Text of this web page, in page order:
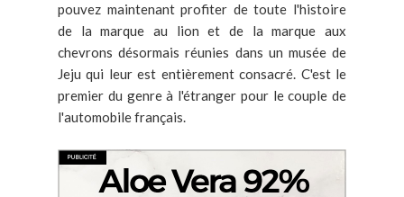
pouvez maintenant profiter de toute l'histoire
de la marque au lion et de la marque aux
chevrons désormais réunies dans un musée de
Jeju qui leur est entièrement consacré. C'est le
premier du genre à l'étranger pour le couple de
l'automobile français.